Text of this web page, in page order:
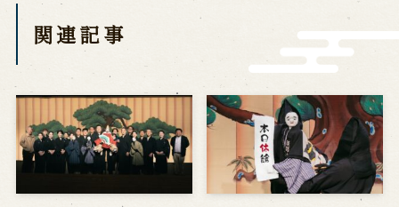
営業日時・料金
お問い合わせ
よくあるご質問
メールでお問い合わせ
お電話でお問い合わせ
関連記事